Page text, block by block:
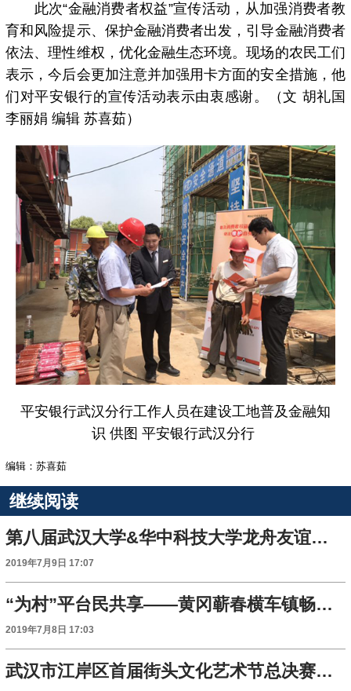
此次“金融消费者权益”宣传活动，从加强消费者教
育和风险提示、保护金融消费者出发，引导金融消费者
依法、理性维权，优化金融生态环境。现场的农民工们
表示，今后会更加注意并加强用卡方面的安全措施，他
们对平安银行的宣传活动表示由衷感谢。（文 胡礼国
李丽娟 编辑 苏喜茹）
平安银行武汉分行工作人员在建设工地普及金融知
识 供图 平安银行武汉分行
编辑：苏喜茹
继续阅读
第八届武汉大学&华中科技大学龙舟友谊赛在东湖景区举行
2019年7月9日 17:07
“为村”平台民共享——黄冈蕲春横车镇畅通基层村务“e”治理纪实
2019年7月8日 17:03
武汉市江岸区首届街头文化艺术节总决赛举行